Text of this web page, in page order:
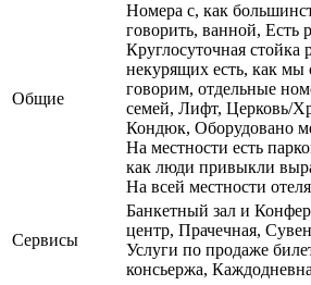
Общие
Номера с, как
говорить, ванной, Есть
Круглосуточная стойка
некурящих есть, как мы
говорим, отдельные
семей, Лифт, Церковь/
Кондюк, Оборудовано
На местности есть
как люди привыкли
На всей местности
Сервисы
Банкетный зал и
центр, Прачечная,
Услуги по продаже
консьержа,